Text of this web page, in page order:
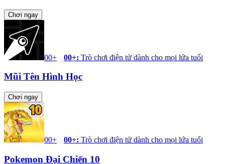
Chơi ngay
00+ 00+: Trò chơi điện tử dành cho mọi lứa tuổi
Mũi Tên Hình Học
Chơi ngay
00+ 00+: Trò chơi điện tử dành cho mọi lứa tuổi
Pokemon Đại Chiến 10